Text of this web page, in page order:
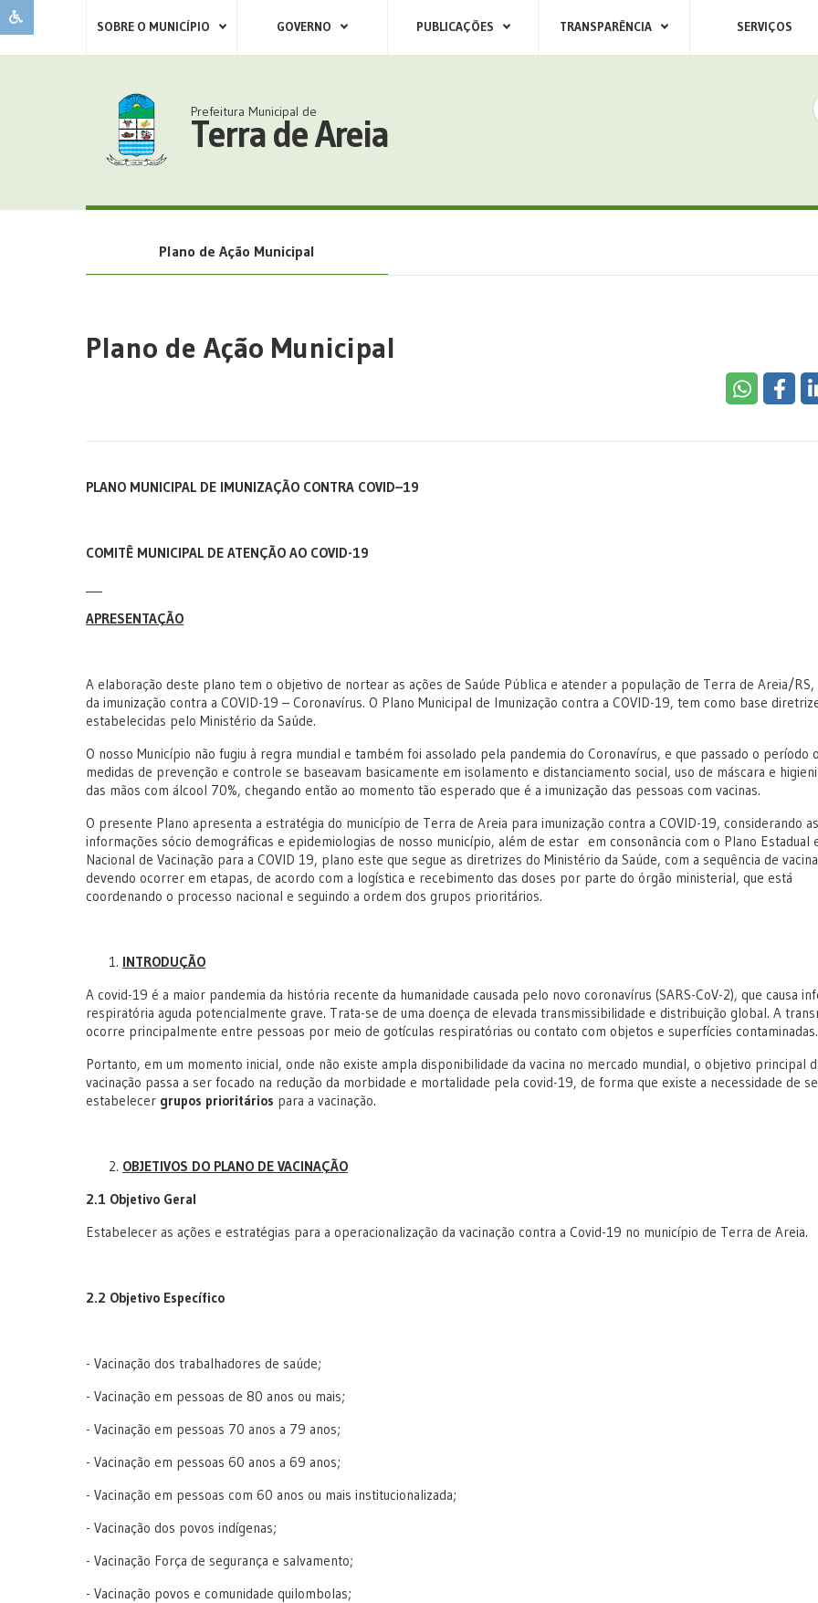
SOBRE O MUNICÍPIO GOVERNO PUBLICAÇÕES TRANSPARÊNCIA SERVIÇOS
Prefeitura Municipal de
Terra de Areia
Plano de Ação Municipal
Plano de Ação Municipal
PLANO MUNICIPAL DE IMUNIZAÇÃO CONTRA COVID–19
COMITÊ MUNICIPAL DE ATENÇÃO AO COVID-19
APRESENTAÇÃO
A elaboração deste plano tem o objetivo de nortear as ações de Saúde Pública e atender a população de Terra de Areia/RS,
da imunização contra a COVID-19 – Coronavírus. O Plano Municipal de Imunização contra a COVID-19, tem como base
estabelecidas pelo Ministério da Saúde.
O nosso Município não fugiu à regra mundial e também foi assolado pela pandemia do Coronavírus, e que passado o período
medidas de prevenção e controle se baseavam basicamente em isolamento e distanciamento social, uso de máscara e
das mãos com álcool 70%, chegando então ao momento tão esperado que é a imunização das pessoas com vacinas.
O presente Plano apresenta a estratégia do município de Terra de Areia para imunização contra a COVID-19, considerando
informações sócio demográficas e epidemiologias de nosso município, além de estar em consonância com o Plano Estadual
Nacional de Vacinação para a COVID 19, plano este que segue as diretrizes do Ministério da Saúde, com a sequência de
devendo ocorrer em etapas, de acordo com a logística e recebimento das doses por parte do órgão ministerial, que está
coordenando o processo nacional e seguindo a ordem dos grupos prioritários.
INTRODUÇÃO
A covid-19 é a maior pandemia da história recente da humanidade causada pelo novo coronavírus (SARS-CoV-2), que causa
respiratória aguda potencialmente grave. Trata-se de uma doença de elevada transmissibilidade e distribuição global. A
ocorre principalmente entre pessoas por meio de gotículas respiratórias ou contato com objetos e superfícies contaminadas.
Portanto, em um momento inicial, onde não existe ampla disponibilidade da vacina no mercado mundial, o objetivo principal
vacinação passa a ser focado na redução da morbidade e mortalidade pela covid-19, de forma que existe a necessidade de se
estabelecer grupos prioritários para a vacinação.
OBJETIVOS DO PLANO DE VACINAÇÃO
2.1 Objetivo Geral
Estabelecer as ações e estratégias para a operacionalização da vacinação contra a Covid-19 no município de Terra de Areia.
2.2 Objetivo Específico
- Vacinação dos trabalhadores de saúde;
- Vacinação em pessoas de 80 anos ou mais;
- Vacinação em pessoas 70 anos a 79 anos;
- Vacinação em pessoas 60 anos a 69 anos;
- Vacinação em pessoas com 60 anos ou mais institucionalizada;
- Vacinação dos povos indígenas;
- Vacinação Força de segurança e salvamento;
- Vacinação povos e comunidade quilombolas;